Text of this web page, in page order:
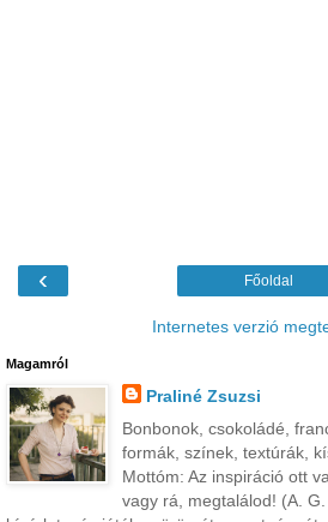
‹ Főoldal
Internetes verzió
Magamról
Praliné Zsuzsi
Bonbonok, csokoládé,
formák, színek, textúrák,
Mottóm: Az inspiráció ott
vagy rá, megtalálod! (A.